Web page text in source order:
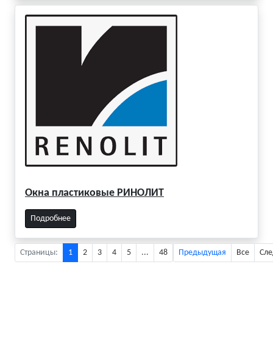
Окна пластиковые РИНОЛИТ
Подробнее
Страницы: 1 2 3 4 5 ... 48 Предыдущая Все